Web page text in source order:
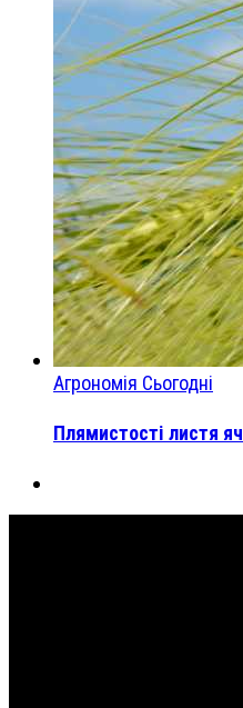
Агрономія Сьогодні
Плямистості листя